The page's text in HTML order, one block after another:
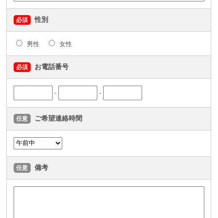
必須 性別
男性 女性
必須 お電話番号
- -
任意 ご希望連絡時間
任意 備考